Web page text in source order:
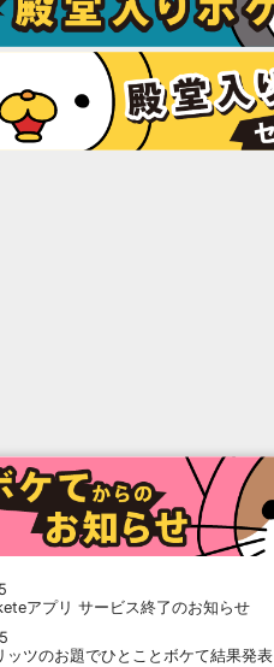
アプリ サービス終了のお知らせ
ッツのお題でひとことボケて結果発表